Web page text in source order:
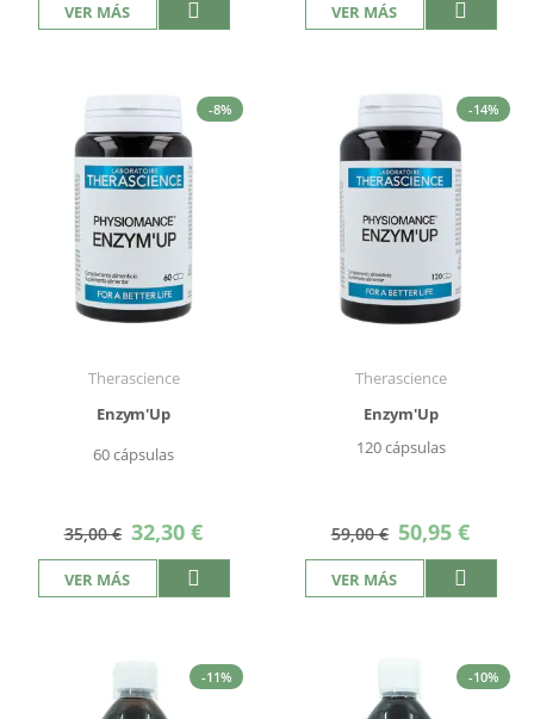
VER MÁS VER MÁS
-8%
Therascience
Enzym'Up
60 cápsulas
35,00 € Precio
especial
32,30 €
VER MÁS
-14%
Therascience
Enzym'Up
120 cápsulas
59,00 € Precio
especial
50,95 €
VER MÁS
-11% -10%